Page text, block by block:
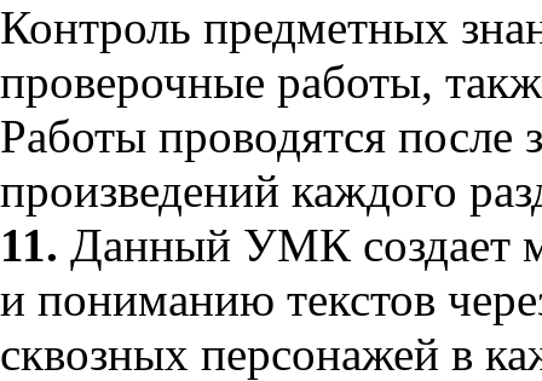
Контроль предметных
проверочные работы,
Работы проводятся после
произведений каждого
11. Данный УМК создает
и пониманию текстов
сквозных персонажей в